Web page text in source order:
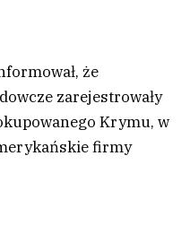
że
zarejestrowały
Krymu, w
firmy